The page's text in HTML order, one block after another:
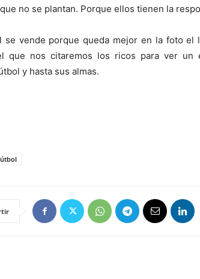
no se plantan. Porque ellos tienen la
se vende porque queda mejor en la foto
que nos citaremos los ricos para ver un
y hasta sus almas.